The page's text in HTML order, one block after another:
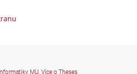
MU, Více o Theses